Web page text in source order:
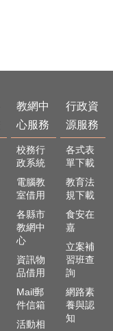
教網中
心服務
校務行
政系統
電腦教
室借用
各縣市
教網中
心
資訊物
品借用
Mail郵
件信箱
活動相
行政資
源服務
各式表
單下載
教育法
規下載
食安在
嘉
立案補
習班查
詢
網路素
養與認
知